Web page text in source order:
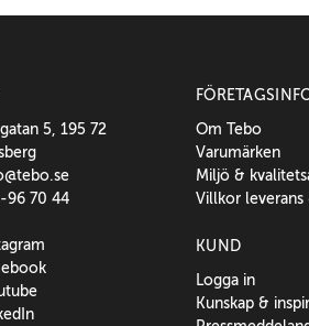
5, 195 72
70 44
Om Tebo
Varumärken
Miljö &
Villkor leverans
KUND
Logga in
Kunskap &